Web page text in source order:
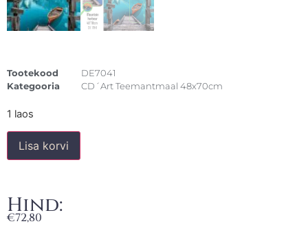
Tootekood
DE7041
Kategooria
CD´Art Teemantmaal 48x70cm
1 laos
Lisa korvi
Hind:
€72,80